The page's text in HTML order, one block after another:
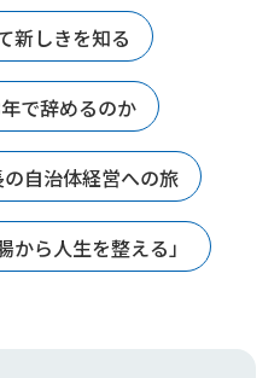
新しきを知る
で辞めるのか
の自治体経営への旅
ら人生を整える」